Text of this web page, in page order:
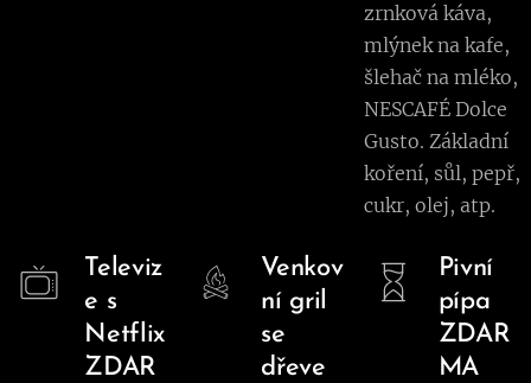
zrnková káva,
mlýnek na kafe,
šlehač na mléko,
NESCAFÉ Dolce
Gusto. Základní
koření, sůl, pepř,
cukr, olej, atp.
Televiz
e s
Netflix
ZDAR
Venkov
ní gril
se
dřeve
Pivní
pípa
ZDAR
MA